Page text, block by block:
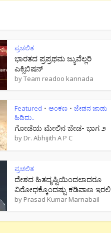
ಪ್ರಚಲಿತ
ಭಾರತದ ಪ್ರಪ್ರಥಮ ಜ್ಯುವೆಲ್ಲರಿ
ಎಕ್ಸಿಬಿಷನ್
byTeam readoo kannada
Featured • ಅಂಕಣ • ಜೇಡನ ಜಾಡು
ಹಿಡಿದು..
ಗೋಡೆಯ ಮೇಲಿನ ಜೇಡ- ಭಾಗ ೨
by Dr. Abhijith A P C
ಪ್ರಚಲಿತ
ದೇಶದ ಹಿತದೃಷ್ಟಿಯಿಂದಲಾದರೂ
ವಿರೋಧಕ್ಕೊಂದಷ್ಟು ಕಡಿವಾಣ ಇರಲಿ
by Prasad Kumar Marnabail